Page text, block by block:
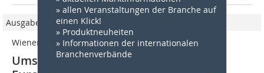
» allen Veranstaltungen der Branche auf
einen Klick!
» Produktneuheiten
» Informationen der internationalen
Branchenverbände
Ausgabe 10/2013
Wienerberger AG
Umsatz- und Ergebnisrückgang Ziegel